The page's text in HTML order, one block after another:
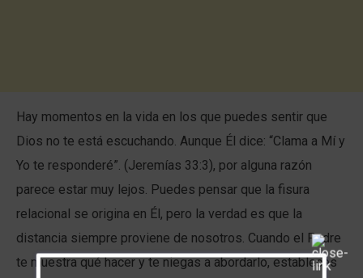
Hay momentos en la vida en los que puedes sentir que
Dios no te está escuchando. Aunque Él dice: “Clama a Mí y
Yo te responderé”. (Jeremías 33:3), por alguna razón
parece estar muy lejos. Puedes pensar que la fisura
relacional se origina en Él, pero la verdad es que la
distancia siempre proviene de nosotros. Cuando el Padre
te muestra qué hacer y te niegas a abordarlo, estableces